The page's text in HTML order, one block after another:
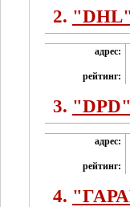
2. "DHL"
адрес:
рейтинг:
3. "DPD"
адрес:
рейтинг:
4.